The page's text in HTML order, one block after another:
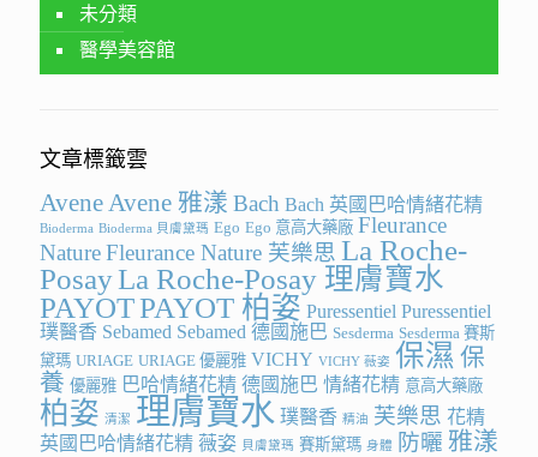
未分類
醫學美容館
文章標籤雲
Avene Avene 雅漾 Bach Bach 英國巴哈情緒花精
Bioderma Bioderma 貝膚黛瑪 Ego Ego 意高大藥廠 Fleurance
NatureFleurance Nature 芙樂思 La Roche-
PosayLa Roche-Posay 理膚寶水
PAYOTPAYOT 柏姿 Puressentiel Puressentiel
璞醫香 Sebamed Sebamed 德國施巴 Sesderma Sesderma 賽斯
黛瑪 URIAGE URIAGE 優麗雅 VICHY VICHY 薇姿 保濕 保
養 優麗雅 巴哈情緒花精 德國施巴 情緒花精 意高大藥廠
柏姿 清潔 理膚寶水 璞醫香 精油 芙樂思 花精
英國巴哈情緒花精 薇姿 貝膚黛瑪 賽斯黛瑪 身體 防曬 雅漾